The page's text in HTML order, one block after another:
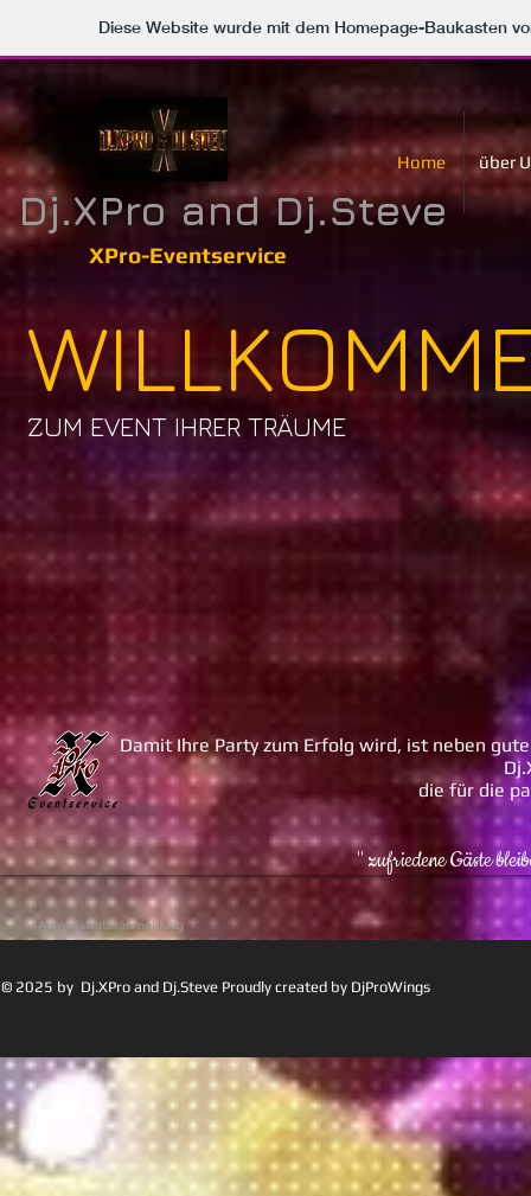
Diese Website wurde mit dem Homepage-Baukasten
Dj.XPro and Dj.Steve
XPro-Eventservice
Home über
Damit Ihre Party zum Erfolg wird, ist neben
die für die
ZUM EVENT IHRER TRÄUME
" zufriedene Gäste
© 2025 by Dj.XPro and Dj.Steve Proudly created by DjProWings
Administratoranmeldung